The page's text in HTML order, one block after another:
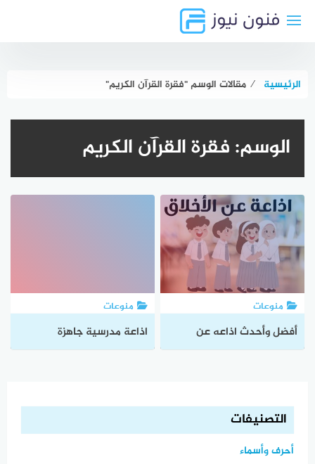
الرئيسية ⁄ مقالات الوسم "فقرة القرآن الكريم"
الوسم:فقرة القرآن الكريم
منوعات
أفضل وأحدث اذاعه عن
منوعات
اذاعة مدرسية جاهزة
التصنيفات
أحرف وأسماء